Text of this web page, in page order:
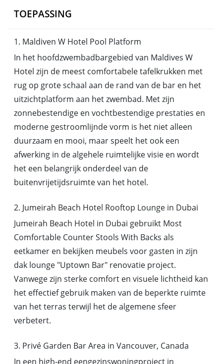
TOEPASSING
1. Maldiven W Hotel Pool Platform
In het hoofdzwembadbargebied van Maldives W
Hotel zijn de meest comfortabele tafelkrukken met
rug op grote schaal aan de rand van de bar en het
uitzichtplatform aan het zwembad. Met zijn
zonnebestendige en vochtbestendige prestaties en
moderne gestroomlijnde vorm is het niet alleen
duurzaam en mooi, maar speelt het ook een
afwerking in de algehele ruimtelijke visie en wordt
het een belangrijk onderdeel van de
buitenvrijetijdsruimte van het hotel.
2. Jumeirah Beach Hotel Rooftop Lounge in Dubai
Jumeirah Beach Hotel in Dubai gebruikt Most
Comfortable Counter Stools With Backs als
eetkamer en bekijken meubels voor gasten in zijn
dak lounge "Uptown Bar" renovatie project.
Vanwege zijn sterke comfort en visuele lichtheid kan
het effectief gebruik maken van de beperkte ruimte
van het terras terwijl het de algemene sfeer
verbetert.
3. Privé Garden Bar Area in Vancouver, Canada
In een high-end eengezinswoningproject in